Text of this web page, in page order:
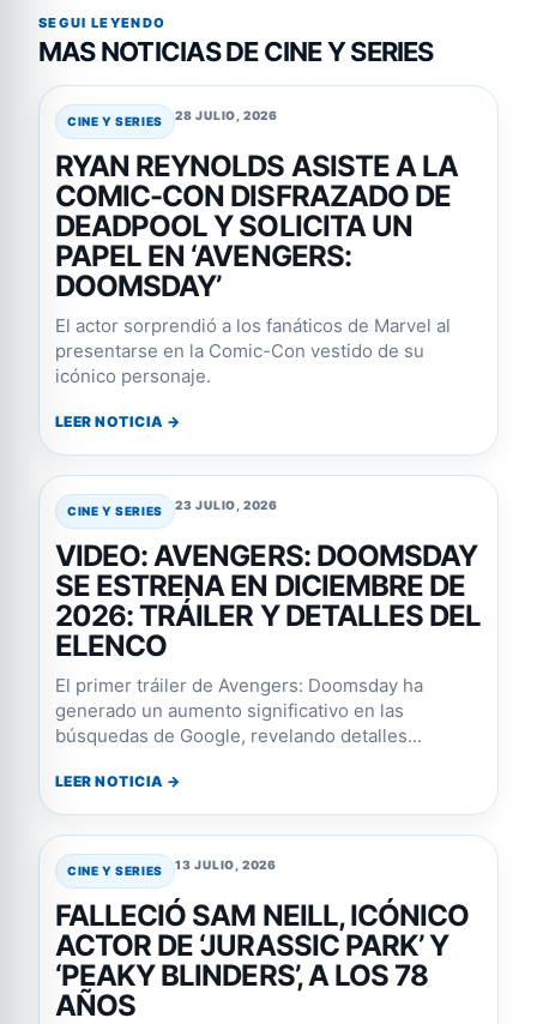
SEGUI LEYENDO
MAS NOTICIAS DE CINE Y SERIES
CINE Y SERIES 28 JULIO, 2026
RYAN REYNOLDS ASISTE A LA
COMIC-CON DISFRAZADO DE
DEADPOOL Y SOLICITA UN
PAPEL EN ‘AVENGERS:
DOOMSDAY’
El actor sorprendió a los fanáticos de Marvel al
presentarse en la Comic-Con vestido de su
icónico personaje.
LEER NOTICIA →
CINE Y SERIES 23 JULIO, 2026
VIDEO: AVENGERS: DOOMSDAY
SE ESTRENA EN DICIEMBRE DE
2026: TRÁILER Y DETALLES DEL
ELENCO
El primer tráiler de Avengers: Doomsday ha
generado un aumento significativo en las
búsquedas de Google, revelando detalles...
LEER NOTICIA →
CINE Y SERIES 13 JULIO, 2026
FALLECIÓ SAM NEILL, ICÓNICO
ACTOR DE ‘JURASSIC PARK’ Y
‘PEAKY BLINDERS’, A LOS 78
AÑOS